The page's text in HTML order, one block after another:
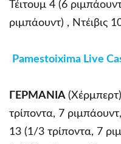
Τέιτουμ 4 (6
ριμπάουντ) , Ντέιβις
Pamestoixima Live
ΓΕΡΜΑΝΙΑ
τρίποντα, 7
13 (1/3 τρίποντα, 7